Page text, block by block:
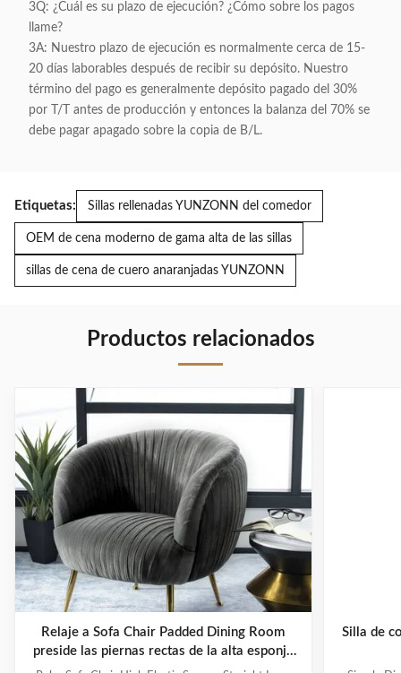
3Q: ¿Cuál es su plazo de ejecución? ¿Cómo sobre los pagos
llame?
3A: Nuestro plazo de ejecución es normalmente cerca de 15-
20 días laborables después de recibir su depósito. Nuestro
término del pago es generalmente depósito pagado del 30%
por T/T antes de producción y entonces la balanza del 70% se
debe pagar apagado sobre la copia de B/L.
Etiquetas: Sillas rellenadas YUNZONN del comedor
OEM de cena moderno de gama alta de las sillas
sillas de cena de cuero anaranjadas YUNZONN
Productos relacionados
Relaje a Sofa Chair Padded Dining Room
preside las piernas rectas de la alta esponja
elástico
Silla de